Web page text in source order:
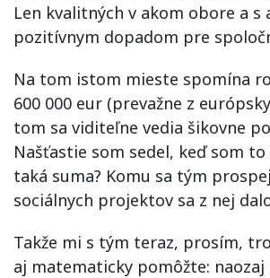
Len kvalitných v akom obore a s
pozitívnym dopadom pre
Na tom istom mieste spomína
600 000 eur (prevažne z
tom sa viditeľne vedia šikovne
Našťastie som sedel, keď som to
taká suma? Komu sa tým
sociálnych projektov sa z nej
Takže mi s tým teraz, prosím,
aj matematicky pomôžte: